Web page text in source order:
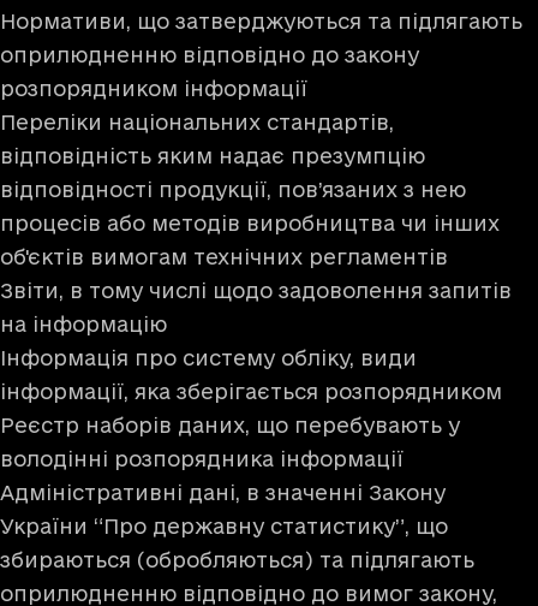
Нормативи, що затверджуються та підлягають
оприлюдненню відповідно до закону
розпорядником інформації
Переліки національних стандартів,
відповідність яким надає презумпцію
відповідності продукції, пов’язаних з нею
процесів або методів виробництва чи інших
об'єктів вимогам технічних регламентів
Звіти, в тому числі щодо задоволення запитів
на інформацію
Інформація про систему обліку, види
інформації, яка зберігається розпорядником
Реєстр наборів даних, що перебувають у
володінні розпорядника інформації
Адміністративні дані, в значенні Закону
України “Про державну статистику”, що
збираються (обробляються) та підлягають
оприлюдненню відповідно до вимог закону,